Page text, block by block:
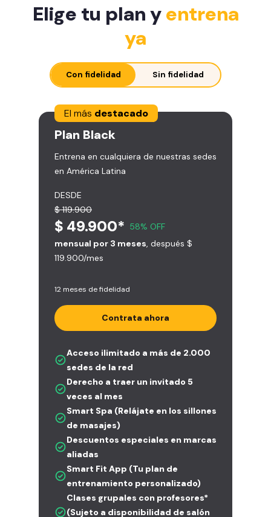
Elige tu plan yentrena
ya
Con fidelidad Sin fidelidad
El más destacado
Plan Black
Entrena en cualquiera de nuestras sedes
en América Latina
DESDE
$ 119.900
$ 49.900* 58% OFF
mensual por 3 meses, después $
119.900/mes
12 meses de fidelidad
Contrata ahora
Acceso ilimitado a más de 2.000
sedes de la red
Derecho a traer un invitado 5
veces al mes
Smart Spa (Relájate en los sillones
de masajes)
Descuentos especiales en marcas
aliadas
Smart Fit App (Tu plan de
entrenamiento personalizado)
Clases grupales con profesores*
(Sujeto a disponibilidad de salón